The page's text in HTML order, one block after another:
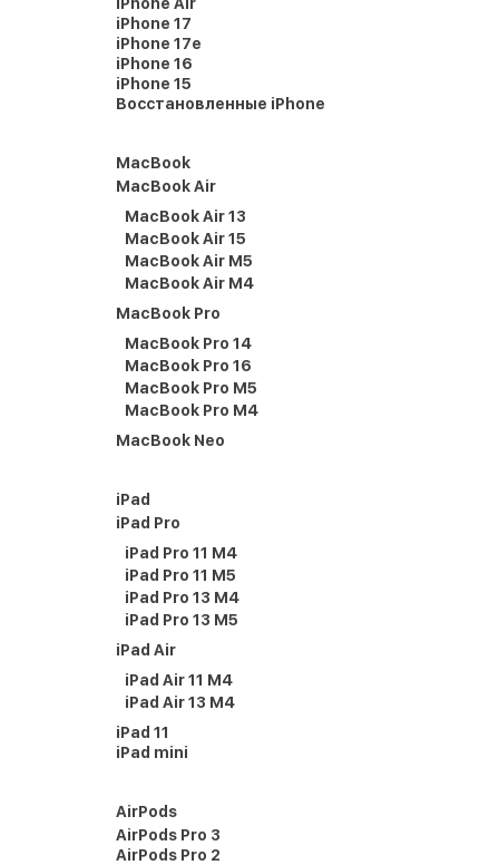
iPhone 17
iPhone 17e
iPhone 16
iPhone 15
Восстановленные iPhone
MacBook
MacBook Air
MacBook Air 13
MacBook Air 15
MacBook Air M5
MacBook Air M4
MacBook Pro
MacBook Pro 14
MacBook Pro 16
MacBook Pro M5
MacBook Pro M4
MacBook Neo
iPad
iPad Pro
iPad Pro 11 M4
iPad Pro 11 M5
iPad Pro 13 M4
iPad Pro 13 M5
iPad Air
iPad Air 11 M4
iPad Air 13 M4
iPad 11
iPad mini
AirPods
AirPods Pro 3
AirPods Pro 2